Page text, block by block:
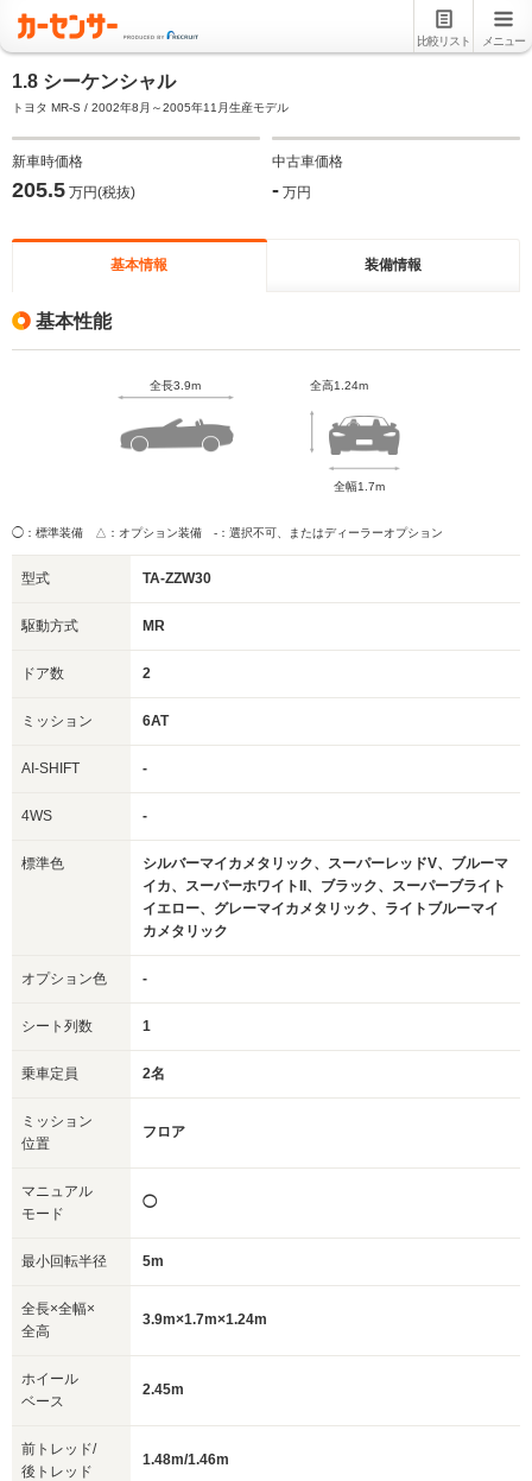
比較リスト メニュー
1.8 シーケンシャル
トヨタ MR-S / 2002年8月～2005年11月生産モデル
新車時価格
205.5 万円(税抜)
中古車価格
- 万円
基本情報 装備情報
基本性能
全長3.9m 全高1.24m
全幅1.7m
◯：標準装備 △：オプション装備 -：選択不可、またはディーラーオプション
型式 TA-ZZW30
駆動方式 MR
ドア数 2
ミッション 6AT
AI-SHIFT -
4WS -
標準色
シルバーマイカメタリック、スーパーレッドV、ブルーマ
イカ、スーパーホワイトII、ブラック、スーパーブライト
イエロー、グレーマイカメタリック、ライトブルーマイ
カメタリック
オプション色 -
シート列数 1
乗車定員 2名
ミッション
位置
フロア
マニュアル
モード
◯
最小回転半径 5m
全長×全幅×
全高
3.9m×1.7m×1.24m
ホイール
ベース
2.45m
前トレッド/
後トレッド
1.48m/1.46m